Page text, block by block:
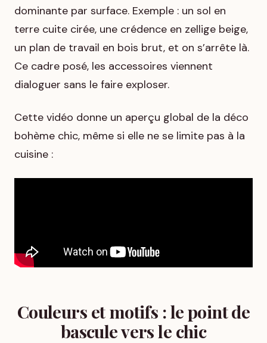
dominante par surface. Exemple : un sol en
terre cuite cirée, une crédence en zellige beige,
un plan de travail en bois brut, et on s’arrête là.
Ce cadre posé, les accessoires viennent
dialoguer sans le faire exploser.
Cette vidéo donne un aperçu global de la déco
bohème chic, même si elle ne se limite pas à la
cuisine :
Couleurs et motifs : le point de
bascule vers le chic